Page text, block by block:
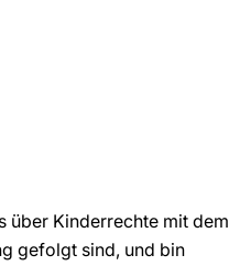
über Kinderrechte mit dem
gefolgt sind, und bin